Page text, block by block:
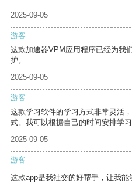
2025-09-05
游客
这款加速器VPM应用程序已经为我
护。
2025-09-05
游客
这款学习软件的学习方式非常灵活
式。我可以根据自己的时间安排学习
2025-09-05
游客
这款app是我社交的好帮手，让我能